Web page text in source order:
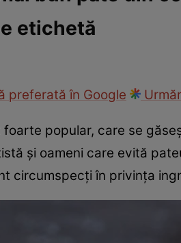
TehnologieNațional
etichetă
preferată în Google
popular, care se
și oameni care evită
circumspecți în privința